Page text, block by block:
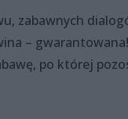
zabawnych
–
po której